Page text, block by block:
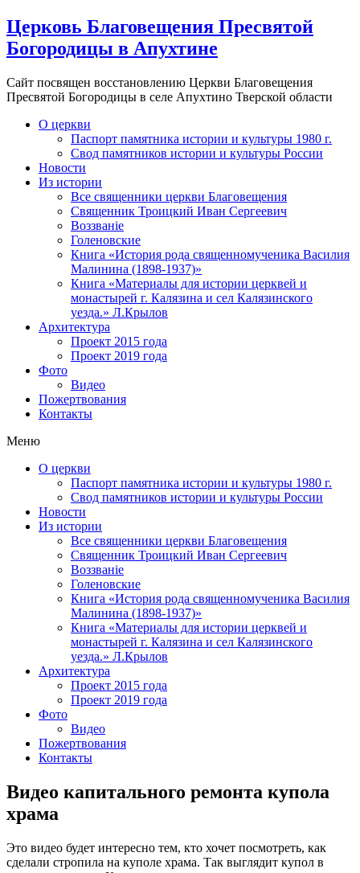
Церковь Благовещения Пресвятой
Богородицы в Апухтине
Сайт посвящен восстановлению Церкви Благовещения
Пресвятой Богородицы в селе Апухтино Тверской области
О церкви
Паспорт памятника истории и культуры 1980 г.
Свод памятников истории и культуры России
Новости
Из истории
Все священники церкви Благовещения
Священник Троицкий Иван Сергеевич
Воззванiе
Голеновские
Книга «История рода священномученика Василия
Малинина (1898-1937)»
Книга «Материалы для истории церквей и
монастырей г. Калязина и сел Калязинского
уезда.» Л.Крылов
Архитектура
Проект 2015 года
Проект 2019 года
Фото
Видео
Пожертвования
Контакты
Меню
О церкви
Паспорт памятника истории и культуры 1980 г.
Свод памятников истории и культуры России
Новости
Из истории
Все священники церкви Благовещения
Священник Троицкий Иван Сергеевич
Воззванiе
Голеновские
Книга «История рода священномученика Василия
Малинина (1898-1937)»
Книга «Материалы для истории церквей и
монастырей г. Калязина и сел Калязинского
уезда.» Л.Крылов
Архитектура
Проект 2015 года
Проект 2019 года
Фото
Видео
Пожертвования
Контакты
Видео капитального ремонта купола
храма
Это видео будет интересно тем, кто хочет посмотреть, как
сделали стропила на куполе храма. Так выглядит купол в